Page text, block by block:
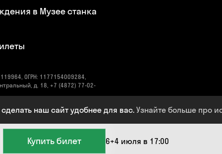
Купить билет 6+4 июля в 17:00
в Музее станка
ОГРН: 1177154009284,
д. 18, +7 (4872) 77-02-
адрес: 300041, Тульская
наш сайт удобнее для вас. Узнайте больше про